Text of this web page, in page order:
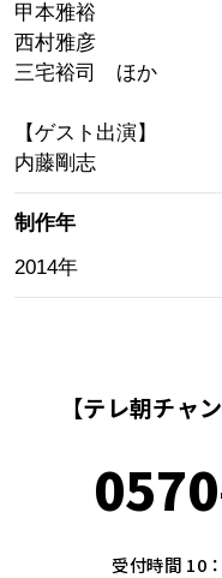
甲本雅裕
西村雅彦
三宅裕司 ほか
【ゲスト出演】
内藤剛志
制作年
2014年
【テレ朝チャ
受付時間 10